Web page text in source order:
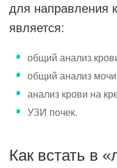
для направления
является:
общий анализ
общий анализ мочи
анализ крови на
УЗИ почек.
Как встать в